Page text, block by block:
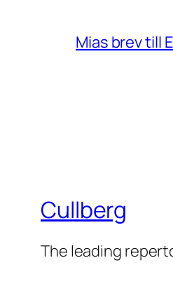
Mias brev till
Cullberg
The leading